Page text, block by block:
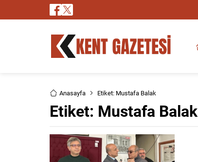
Anasayfa Etiket: Mustafa Balak
Etiket: Mustafa Balak